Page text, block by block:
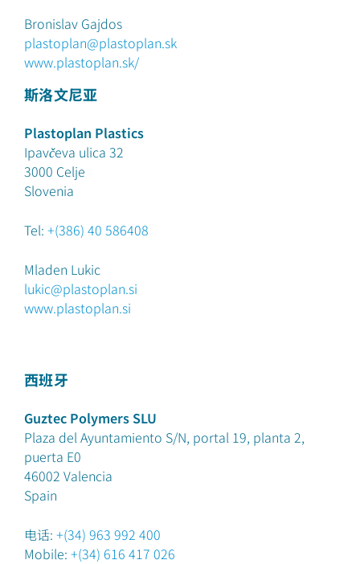
Bronislav Gajdos
plastoplan@plastoplan.sk
www.plastoplan.sk/
斯洛文尼亚
Plastoplan Plastics
Ipavčeva ulica 32
3000 Celje
Slovenia
Tel: +(386) 40 586408
Mladen Lukic
lukic@plastoplan.si
www.plastoplan.si
西班牙
Guztec Polymers SLU
Plaza del Ayuntamiento S/N, portal 19, planta 2,
puerta E0
46002 Valencia
Spain
电话: +(34) 963 992 400
Mobile: +(34) 616 417 026